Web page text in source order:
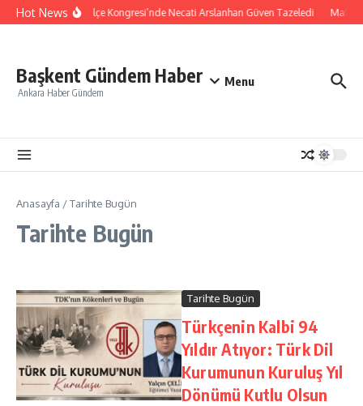
İçeriğe atla
Hot News
MHP Sultanhanı İlçe Kongresi’nde Necati Arslanhan Güven Tazeledi
Başkent Gündem Haber
Ankara Haber Gündem
Menu
Anasayfa /Tarihte Bugün
Tarihte Bugün
Tarihte Bugün
Türkçenin Kalbi 94
Yıldır Atıyor: Türk Dil
Kurumunun Kuruluş Yıl
Dönümü Kutlu Olsun